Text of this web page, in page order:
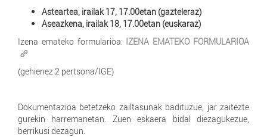
Asteartea, irailak 17, 17.00etan (gazteleraz)
Aseazkena, irailak 18, 17.00etan (euskaraz)
Izena emateko formularioa: IZENA EMATEKO FORMULARIOA
(gehienez 2 pertsona/IGE)
Dokumentazioa betetzeko zailtasunak badituzue, jar zaitezte
gurekin harremanetan. Zuen eskaera bidal diezagukezue,
berrikusi dezagun.